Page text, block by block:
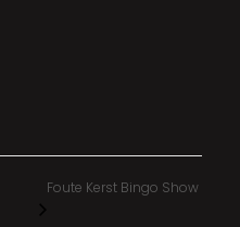
Foute Kerst Bingo Show